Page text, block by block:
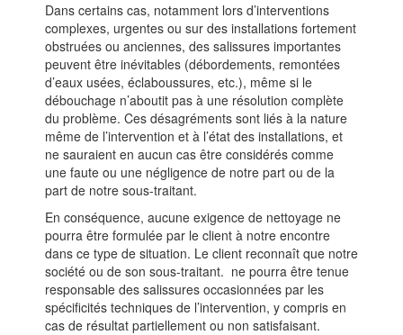
Dans certains cas, notamment lors d’interventions
complexes, urgentes ou sur des installations fortement
obstruées ou anciennes, des salissures importantes
peuvent être inévitables (débordements, remontées
d’eaux usées, éclaboussures, etc.), même si le
débouchage n’aboutit pas à une résolution complète
du problème. Ces désagréments sont liés à la nature
même de l’intervention et à l’état des installations, et
ne sauraient en aucun cas être considérés comme
une faute ou une négligence de notre part ou de la
part de notre sous-traitant.
En conséquence, aucune exigence de nettoyage ne
pourra être formulée par le client à notre encontre
dans ce type de situation. Le client reconnaît que notre
société ou de son sous-traitant. ne pourra être tenue
responsable des salissures occasionnées par les
spécificités techniques de l’intervention, y compris en
cas de résultat partiellement ou non satisfaisant.